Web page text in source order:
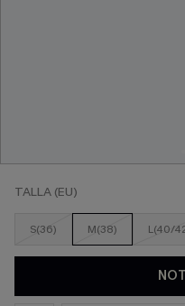
TALLA (EU)
S(36) M(38) L(40/